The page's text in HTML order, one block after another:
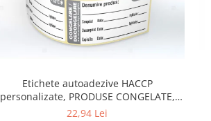
Etichete autoadezive HACCP
personalizate, PRODUSE CONGELATE,
25x54 mm, 1000 buc/rola
22,94 Lei